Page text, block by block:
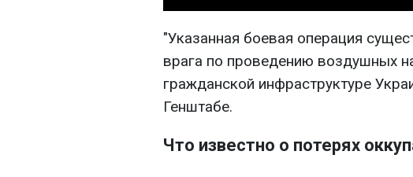
"Указанная боевая операция
врага по проведению воздушных
гражданской инфраструктуре
Генштабе.
Что известно о потерях